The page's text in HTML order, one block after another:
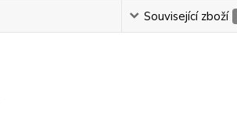
Související zboží